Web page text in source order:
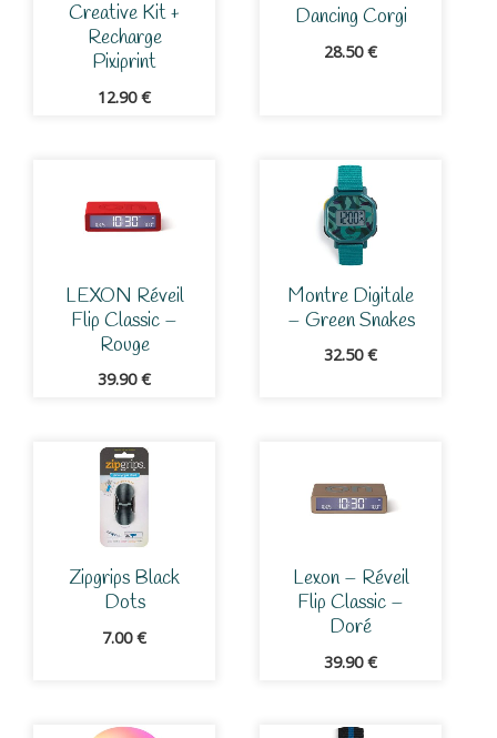
Creative Kit +
Recharge
Pixiprint
12.90€
Dancing Corgi
28.50€
LEXON Réveil
Flip Classic –
Rouge
39.90€
Montre Digitale
– Green Snakes
32.50€
Zipgrips Black
Dots
7.00€
Lexon – Réveil
Flip Classic –
Doré
39.90€